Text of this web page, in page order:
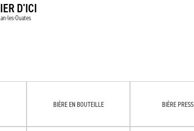
D'ICI
les-Ouates
BIÈRE EN BOUTEILLE BIÈRE